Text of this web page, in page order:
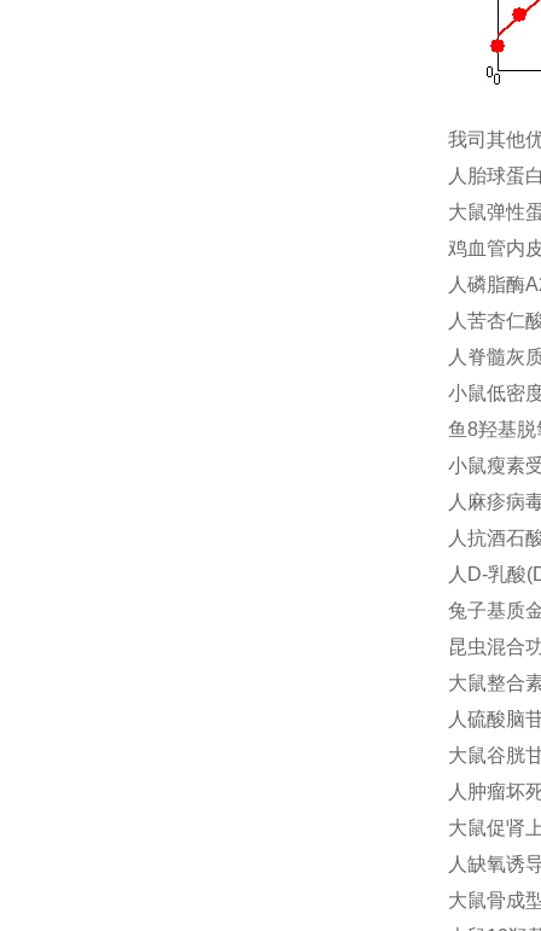
我司其他
人胎球蛋
大鼠弹性
鸡血管内
人磷脂酶
人苦杏仁
人脊髓灰
小鼠低密
鱼8羟基
小鼠瘦素
人麻疹病
人抗酒石
人D-乳酸
兔子基质
昆虫混合
大鼠整合
人硫酸脑
大鼠谷胱
人肿瘤坏
大鼠促肾
人缺氧诱
大鼠骨成